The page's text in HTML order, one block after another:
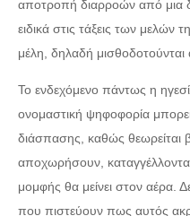
αποτροπή διαρροών από μια
ειδικά στις τάξεις των μελών
μέλη, δηλαδή
Το ενδεχόμενο πάντως η
ονομαστική ψηφοφορία μπορεί
διάσπασης, καθώς
αποχωρήσουν,
μομφής θα μείνει στον αέρα.
που πιστεύουν πως αυτός